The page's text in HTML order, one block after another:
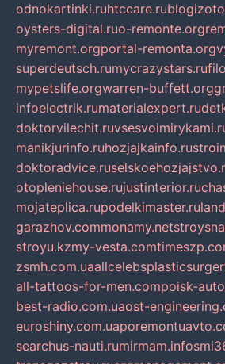
odnokartinki.ruhtccare.ru
oysters-digital.ruo-remonte.org
myremont.orgportal-remonta.org
superdeutsch.rumycrazystars.ru
mypetslife.orgwarren-buffett.org
infoelectrik.rumaterialexpert.ru
doktorvilechit.ru
manikjurinfo.ruhozjajkainfo.ru
doktoradvice.ru
otopleniehouse.rujustinterior.ru
mojateplica.rupodelkimaster.ru
garazhov.commonamy.net
stroyu.kzmy-vesta.com
zsmh.com.ua
all-tattoos-for-men.compoisk-
best-radio.com.uaost-
euroshiny.com.ua
searchus-nauti.rumirmam.info